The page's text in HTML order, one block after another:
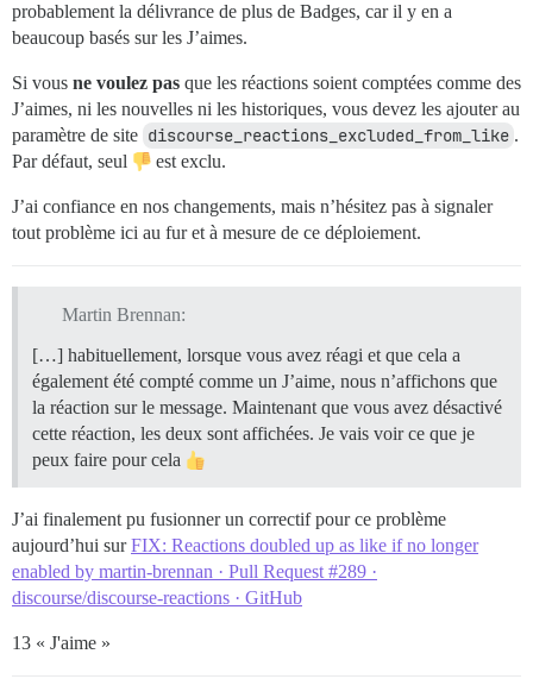
probablement la délivrance de plus de Badges, car il y en a
beaucoup basés sur les J’aimes.
Si vous ne voulez pas que les réactions soient comptées comme des
J’aimes, ni les nouvelles ni les historiques, vous devez les ajouter au
paramètre de site discourse_reactions_excluded_from_like .
Par défaut, seul
est exclu.
J’ai confiance en nos changements, mais n’hésitez pas à signaler
tout problème ici au fur et à mesure de ce déploiement.
Martin Brennan:
[…] habituellement, lorsque vous avez réagi et que cela a
également été compté comme un J’aime, nous n’affichons que
la réaction sur le message. Maintenant que vous avez désactivé
cette réaction, les deux sont affichées. Je vais voir ce que je
peux faire pour cela
J’ai finalement pu fusionner un correctif pour ce problème
aujourd’hui surFIX: Reactions doubled up as like if no longer
enabled by martin-brennan · Pull Request #289 ·
discourse/discourse-reactions · GitHub
13 « J'aime »